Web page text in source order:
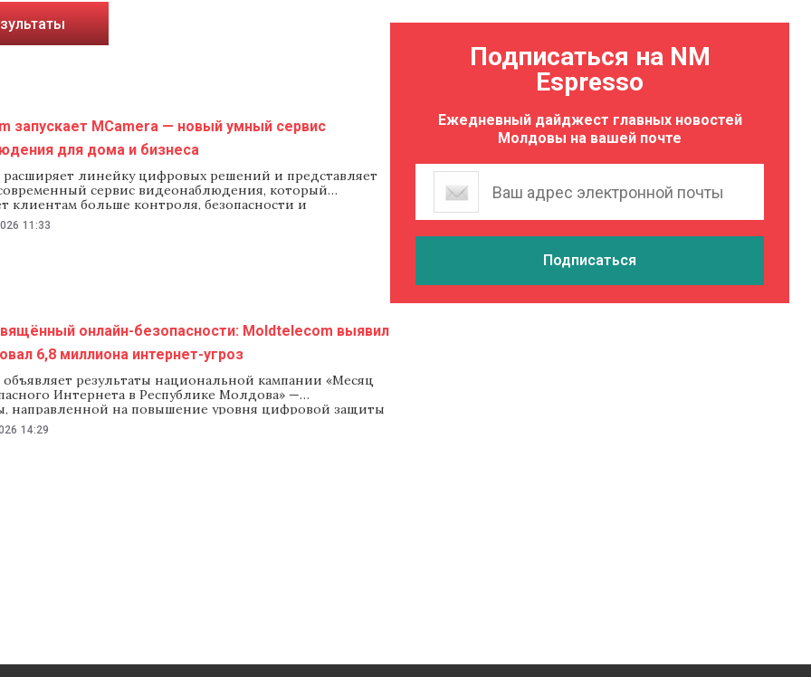
запускает MCamera — новый умный сервис
для дома и бизнеса
расширяет линейку цифровых решений и представляет
сервис видеонаблюдения, который
клиентам больше контроля, безопасности и
доступ ко всему важному прямо со смартфона. Сервис
как для частных пользователей, так и для бизнеса.
11:33
онлайн-безопасности: Moldtelecom выявил
6,8 миллиона интернет-угроз
результаты национальной кампании «Месяц
Интернета в Республике Молдова» —
направленной на повышение уровня цифровой защиты
и снижение рисков, связанных с онлайн-средой. В
кибератаки становятся всё более частыми и
14:29
Подписаться на NM
Espresso
Ежедневный дайджест главных новостей
Молдовы на вашей почте